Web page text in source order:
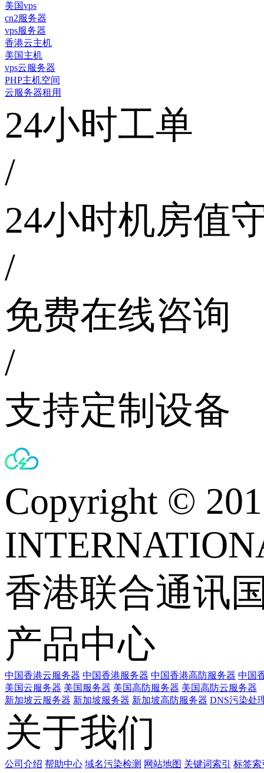
美国vps
cn2服务器
vps服务器
香港云主机
美国主机
vps云服务器
PHP主机空间
云服务器租用
24小时工单
/
24小时机房值
/
免费在线咨询
/
支持定制设备
Copyright ©
香港联合通讯
产品中心
中国香港云服务器 中国香港服务器 中国香港高防服务器 中国
美国云服务器 美国服务器 美国高防服务器 美国高防云服务器
新加坡云服务器 新加坡服务器 新加坡高防服务器 DNS污染处
关于我们
公司介绍 帮助中心 域名污染检测 网站地图 关键词索引 标签索